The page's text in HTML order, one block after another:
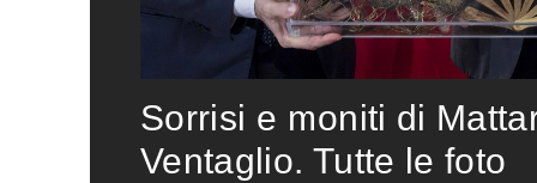
Sorrisi e moniti di
Ventaglio. Tutte le foto